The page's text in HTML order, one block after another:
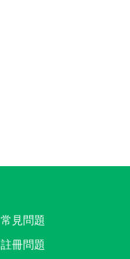
常見問題
註冊問題